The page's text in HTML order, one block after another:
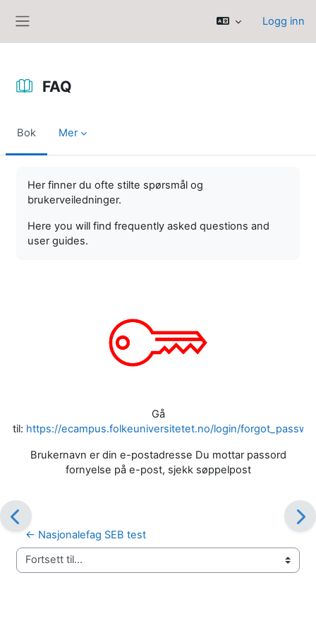
Logg inn
FAQ
Bok Mer
Her finner du ofte stilte spørsmål og
brukerveiledninger.
Here you will find frequently asked questions and
user guides.
Gå
til: https://ecampus.folkeuniversitetet.no/login/
Brukernavn er din e-postadresse Du mottar passord
fornyelse på e-post, sjekk søppelpost
← Nasjonalefag SEB test
Fortsett til...